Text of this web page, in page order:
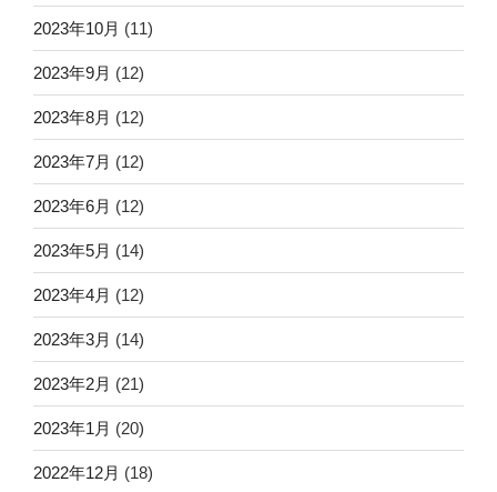
2023年10月 (11)
2023年9月 (12)
2023年8月 (12)
2023年7月 (12)
2023年6月 (12)
2023年5月 (14)
2023年4月 (12)
2023年3月 (14)
2023年2月 (21)
2023年1月 (20)
2022年12月 (18)